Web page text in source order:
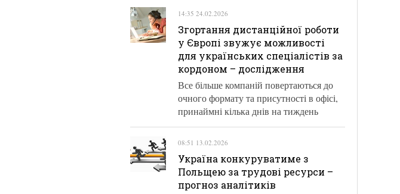
14:35 24.02.2026
Згортання дистанційної роботи
у Європі звужує можливості
для українських спеціалістів за
кордоном – дослідження
Все більше компаній повертаються до
очного формату та присутності в офісі,
принаймні кілька днів на тиждень
08:51 13.02.2026
Україна конкуруватиме з
Польщею за трудові ресурси –
прогноз аналітиків